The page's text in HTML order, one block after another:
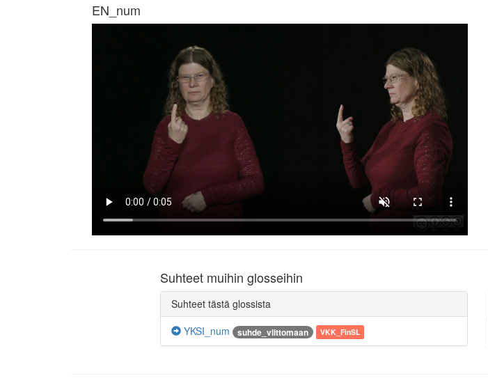
EN_num
Suhteet muihin glosseihin
Suhteet tästä glossista
YKSI_num
suhde_viittomaan VKK_FinSL